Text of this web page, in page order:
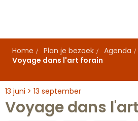
principal
Home
Plan je bezoek
Agenda
Voyage dans l'art forain
13 juni > 13 september
Voyage dans